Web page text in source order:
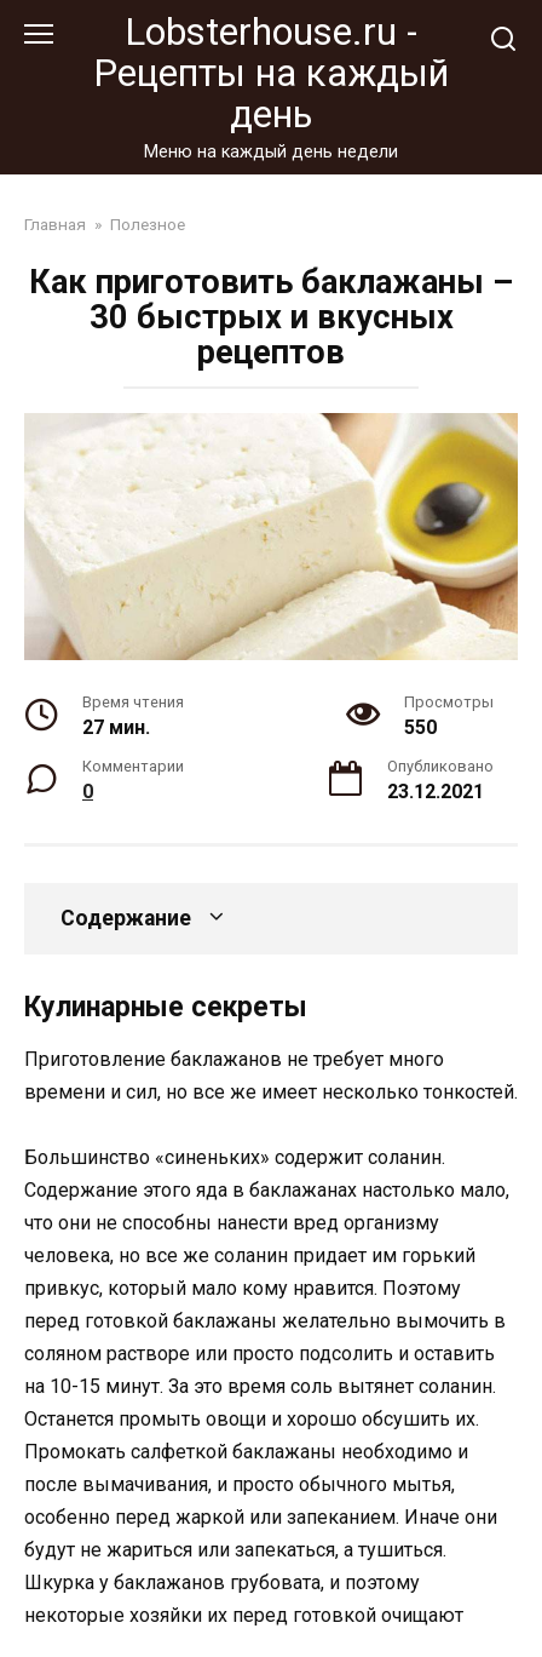
Lobsterhouse.ru -
Рецепты на каждый
день
Меню на каждый день недели
Главная » Полезное
Как приготовить баклажаны –
30 быстрых и вкусных
рецептов
Время чтения
27 мин.
Просмотры
550
Комментарии
0
Опубликовано
23.12.2021
Содержание
Кулинарные секреты
Приготовление баклажанов не требует много
времени и сил, но все же имеет несколько тонкостей.
Большинство «синеньких» содержит соланин.
Содержание этого яда в баклажанах настолько мало,
что они не способны нанести вред организму
человека, но все же соланин придает им горький
привкус, который мало кому нравится. Поэтому
перед готовкой баклажаны желательно вымочить в
соляном растворе или просто подсолить и оставить
на 10-15 минут. За это время соль вытянет соланин.
Останется промыть овощи и хорошо обсушить их.
Промокать салфеткой баклажаны необходимо и
после вымачивания, и просто обычного мытья,
особенно перед жаркой или запеканием. Иначе они
будут не жариться или запекаться, а тушиться.
Шкурка у баклажанов грубовата, и поэтому
некоторые хозяйки их перед готовкой очищают